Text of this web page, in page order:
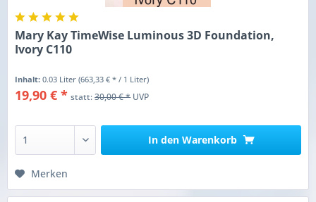
Mary Kay TimeWise Luminous 3D Foundation,
Ivory C110
Inhalt:0.03 Liter(663,33 € * / 1 Liter)
19,90 € * statt:30,00 € *UVP
In den Warenkorb
Merken